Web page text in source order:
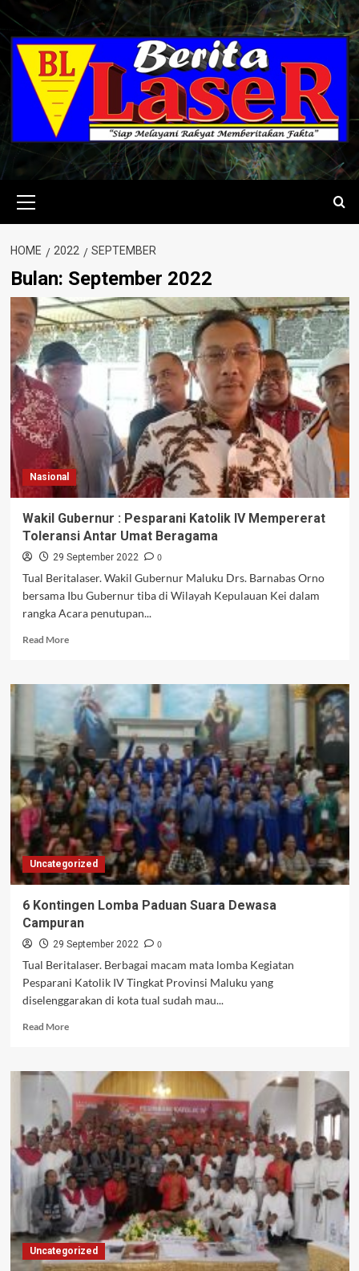
Skip
to
content
Menu
HOME 2022 SEPTEMBER
Bulan: September 2022
Nasional
Wakil Gubernur : Pesparani Katolik IV Mempererat
Toleransi Antar Umat Beragama
29 September 2022
0
Tual Beritalaser. Wakil Gubernur Maluku Drs. Barnabas Orno
bersama Ibu Gubernur tiba di Wilayah Kepulauan Kei dalam
rangka Acara penutupan...
Read MoreRead
Wakil
Gubernur
Pesparani
Katolik
IV
Mempererat
Toleransi
Antar
Umat
Beragama
Uncategorized
6 Kontingen Lomba Paduan Suara Dewasa
Campuran
29 September 2022
0
Tual Beritalaser. Berbagai macam mata lomba Kegiatan
Pesparani Katolik IV Tingkat Provinsi Maluku yang
diselenggarakan di kota tual sudah mau...
Read MoreRead
6
Kontingen
Lomba
Paduan
Suara
Dewasa
Campuran
Uncategorized